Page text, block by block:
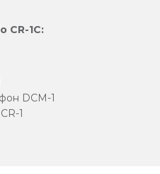
CR-1C:
DСM-1
1